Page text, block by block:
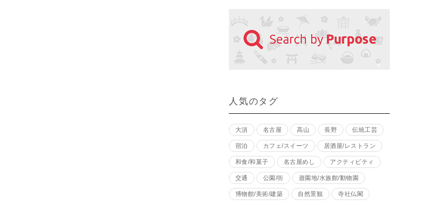
人気のタグ
大須 名古屋 高山 長野 伝統工芸
宿泊 カフェ/スイーツ 居酒屋/レストラン
和食/和菓子 名古屋めし アクティビティ
交通 公園/街 遊園地/水族館/動物園
博物館/美術/建築 自然景観 寺社仏閣